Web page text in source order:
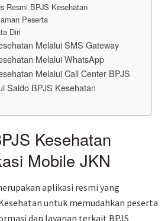
Resmi BPJS Kesehatan
Peserta
Diri
Melalui SMS Gateway
Melalui WhatsApp
Melalui Call Center BPJS
Saldo BPJS Kesehatan
Kesehatan
Mobile JKN
aplikasi resmi yang
untuk memudahkan peserta
dan layanan terkait BPJS